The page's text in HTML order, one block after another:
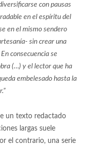
con pausas
en el espíritu del
en el mismo sendero
sin crear una
consecuencia se
(…) y el lector que ha
embelesado hasta la
un texto redactado
largas suele
el contrario, una serie